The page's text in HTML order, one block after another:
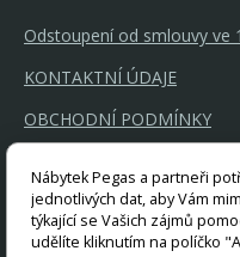
Odstoupení od smlouvy ve
KONTAKTNÍ ÚDAJE
OBCHODNÍ PODMÍNKY
RÁDCE K NÁKUPU
Doprava
Nábytek Pegas a partneři
jednotlivých dat, aby Vám
týkající se Vašich zájmů
udělíte kliknutím na políčko